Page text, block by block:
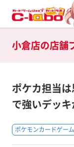
小倉店の店舗
ポケカ担当
で強いデッ
ポケモンカードゲーム